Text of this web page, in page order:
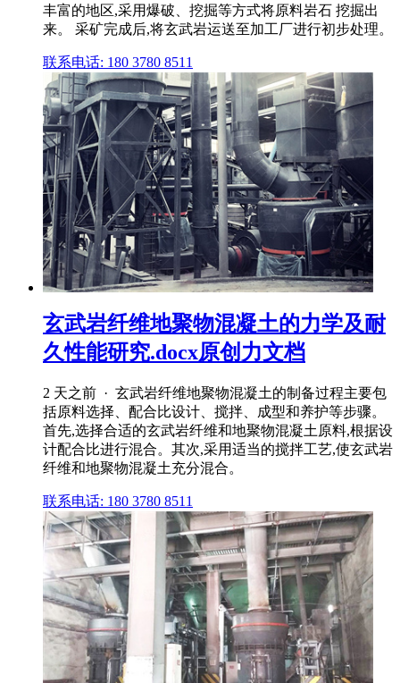
丰富的地区,采用爆破、挖掘等方式将原料岩石 挖掘出
来。 采矿完成后,将玄武岩运送至加工厂进行初步处理。
联系电话: 180 3780 8511
玄武岩纤维地聚物混凝土的力学及耐
久性能研究.docx原创力文档
2 天之前 · 玄武岩纤维地聚物混凝土的制备过程主要包
括原料选择、配合比设计、搅拌、成型和养护等步骤。
首先,选择合适的玄武岩纤维和地聚物混凝土原料,根据设
计配合比进行混合。其次,采用适当的搅拌工艺,使玄武岩
纤维和地聚物混凝土充分混合。
联系电话: 180 3780 8511